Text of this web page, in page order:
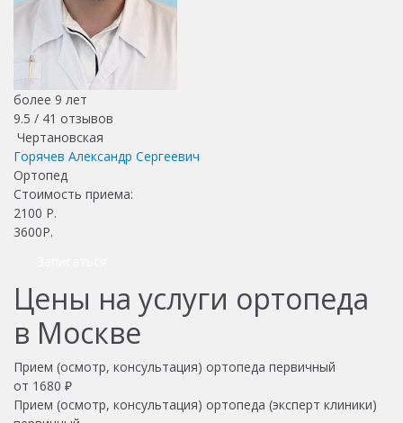
более 9 лет
9.5 / 41 отзывов
Чертановская
Горячев Александр Сергеевич
Ортопед
Стоимость приема:
2100 Р.
3600Р.
Цены на услуги ортопеда
в Москве
Прием (осмотр, консультация) ортопеда первичный
от 1680 ₽
Прием (осмотр, консультация) ортопеда (эксперт клиники)